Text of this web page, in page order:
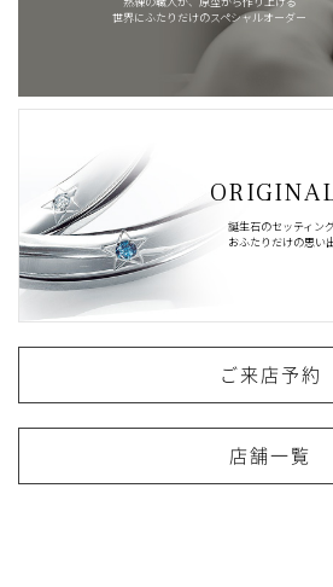
世界にふたりだけのスペシャルオーダー
誕生石のセッティン
おふたりだけの思い
ご来店予約
店舗一覧